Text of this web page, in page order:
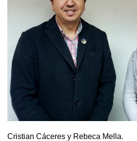
Cristian Cáceres y Rebeca Mella.